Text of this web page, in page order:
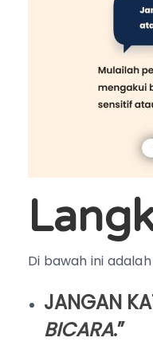
Di bawah ini
JANGAN
BICARA.”